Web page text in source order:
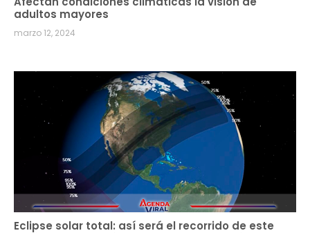
adultos mayores
marzo 12, 2024
Eclipse solar total: así será el recorrido de este